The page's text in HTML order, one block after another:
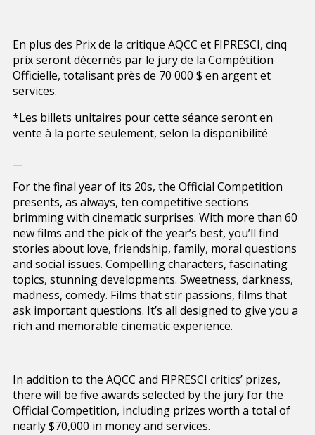
En plus des Prix de la critique AQCC et FIPRESCI, cinq
prix seront décernés par le jury de la Compétition
Officielle, totalisant près de 70 000 $ en argent et
services.
*Les billets unitaires pour cette séance seront en
vente à la porte seulement, selon la disponibilité
For the final year of its 20s, the Official Competition
presents, as always, ten competitive sections
brimming with cinematic surprises. With more than 60
new films and the pick of the year’s best, you’ll find
stories about love, friendship, family, moral questions
and social issues. Compelling characters, fascinating
topics, stunning developments. Sweetness, darkness,
madness, comedy. Films that stir passions, films that
ask important questions. It’s all designed to give you a
rich and memorable cinematic experience.
In addition to the AQCC and FIPRESCI critics’ prizes,
there will be five awards selected by the jury for the
Official Competition, including prizes worth a total of
nearly $70,000 in money and services.